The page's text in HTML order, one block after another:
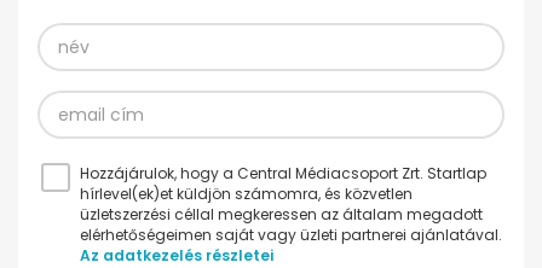
Hozzájárulok, hogy a Central Médiacsoport Zrt. Startlap
hírlevel(ek)et küldjön számomra, és közvetlen
üzletszerzési céllal megkeressen az általam megadott
elérhetőségeimen saját vagy üzleti partnerei ajánlatával.
Az adatkezelés részletei